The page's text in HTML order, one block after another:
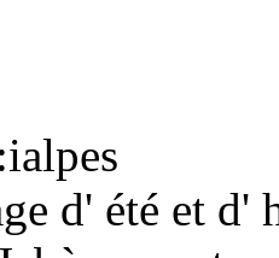
d' été et d'